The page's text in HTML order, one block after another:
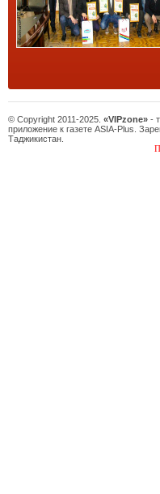
© Copyright 2011-2025. «VIPzone» -
приложение к газете ASIA-Plus.
Таджикистан.